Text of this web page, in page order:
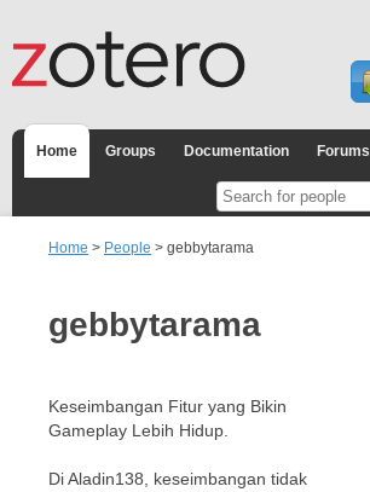
Home Groups Documentation Forums
Home > People > gebbytarama
gebbytarama
Keseimbangan Fitur yang Bikin
Gameplay Lebih Hidup.
Di Aladin138, keseimbangan tidak